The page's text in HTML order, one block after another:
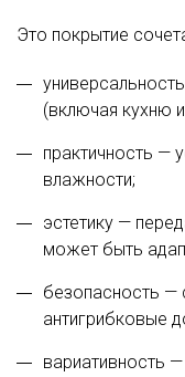
Это покрытие
(включая кухню
практичность —
влажности;
эстетику —
может быть
безопасность —
антигрибковые
вариативность